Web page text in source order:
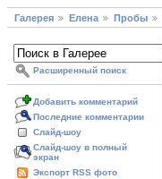
Галерея Елена Пробы
Расширенный поиск
Добавить комментарий
Последние комментарии
Слайд-шоу
Слайд-шоу в полный
экран
Экспорт RSS фото